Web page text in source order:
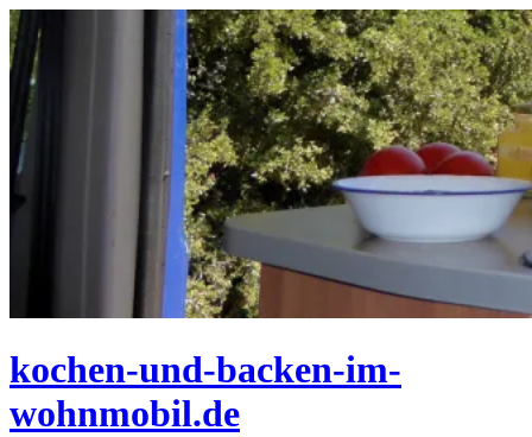
Zum
Inhalt
springen
kochen-und-backen-im-
wohnmobil.de